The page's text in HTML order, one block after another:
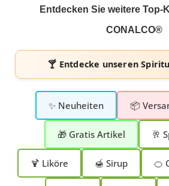
Entdecken Sie weitere Top-
CONALCO®
🍸 Entdecke unseren
✨ Neuheiten 📦
🎁 Gratis Artikel 🥂
🍹 Liköre 🍯 Sirup 🍊